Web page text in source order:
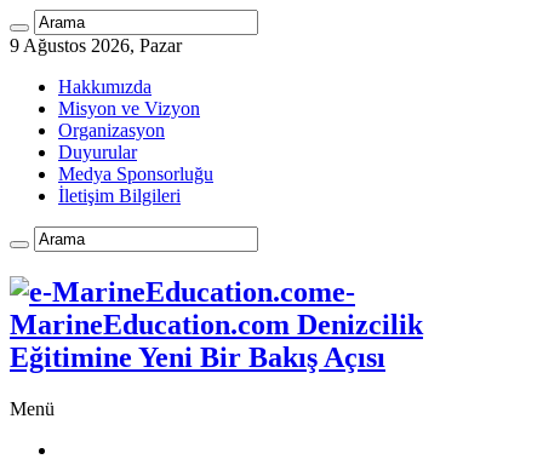
9 Ağustos 2026, Pazar
Hakkımızda
Misyon ve Vizyon
Organizasyon
Duyurular
Medya Sponsorluğu
İletişim Bilgileri
e-
MarineEducation.com Denizcilik
Eğitimine Yeni Bir Bakış Açısı
Menü